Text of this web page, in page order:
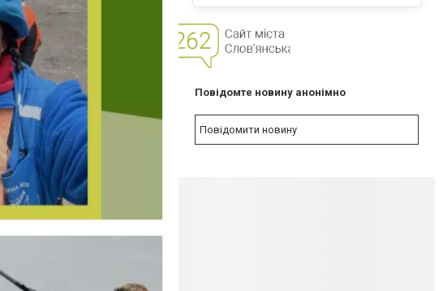
Повідомте новину анонімно
Повідомити новину